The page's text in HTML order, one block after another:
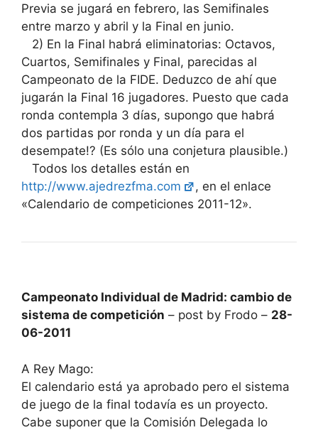
Previa se jugará en febrero, las Semifinales
entre marzo y abril y la Final en junio.
2) En la Final habrá eliminatorias: Octavos,
Cuartos, Semifinales y Final, parecidas al
Campeonato de la FIDE. Deduzco de ahí que
jugarán la Final 16 jugadores. Puesto que cada
ronda contempla 3 días, supongo que habrá
dos partidas por ronda y un día para el
desempate!? (Es sólo una conjetura plausible.)
Todos los detalles están en
http://www.ajedrezfma.com
, en el enlace
«Calendario de competiciones 2011-12».
Campeonato Individual de Madrid: cambio de
sistema de competición – post by Frodo – 28-
06-2011
A Rey Mago:
El calendario está ya aprobado pero el sistema
de juego de la final todavía es un proyecto.
Cabe suponer que la Comisión Delegada lo